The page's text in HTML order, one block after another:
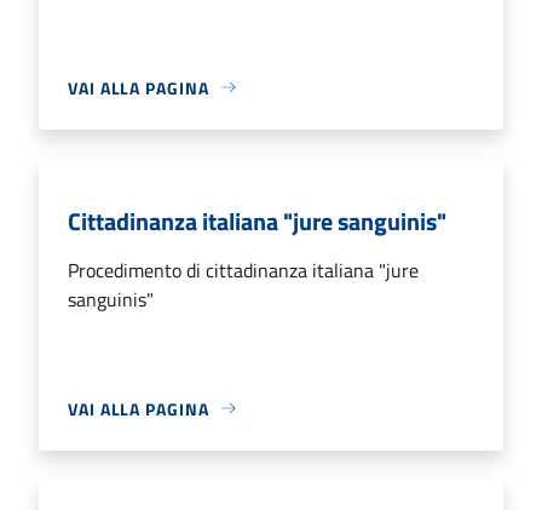
VAI ALLA PAGINA
Cittadinanza italiana "jure sanguinis"
Procedimento di cittadinanza italiana "jure
sanguinis"
VAI ALLA PAGINA